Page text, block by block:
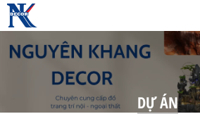
DỰ ÁN